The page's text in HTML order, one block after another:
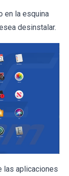
en la esquina
desinstalar.
las aplicaciones